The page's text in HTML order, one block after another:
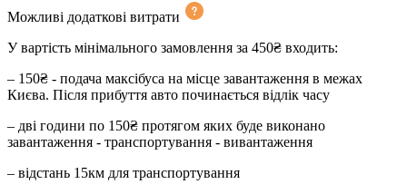
Можливі додаткові витрати
У вартість мінімального замовлення за 450₴ входить:
– 150₴ - подача максібуса на місце завантаження в межах
Києва. Після прибуття авто починається відлік часу
– дві години по 150₴ протягом яких буде виконано
завантаження - транспортування - вивантаження
– відстань 15км для транспортування